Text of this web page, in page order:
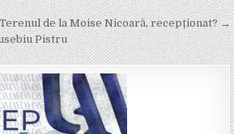
Terenul de la Moise Nicoară, recepționat? →
Pistru